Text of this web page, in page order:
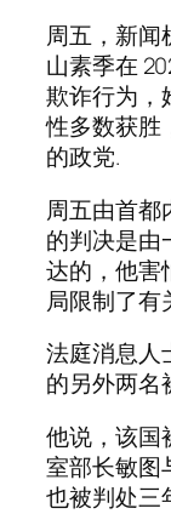
周五，新闻
山素季在
欺诈行为，
性多数获胜
的政党.
周五由首都
的判决是由
达的，他害
局限制了有
法庭消息人
的另外两名
他说，该国
室部长敏图
也被判处三